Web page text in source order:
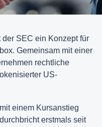
SEC ein Konzept für
Gemeinsam mit einer
rechtliche
US-
einem Kursanstieg
erstmals seit